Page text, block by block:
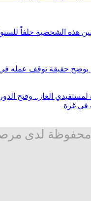
هذه الشخصية خلفاً
يوضح حقيقة توقف عمله
الغاز.. وفتح
في غزة
لدى